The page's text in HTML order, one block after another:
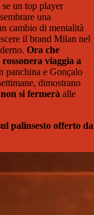
un top player
una
cambio di mentalità
il brand Milan nel
Ora che
viaggia a
e Gonçalo
dimostrano
si fermerà alle
palinsesto offerto da